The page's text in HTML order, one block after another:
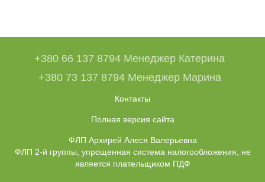
+380 66 137 8794 Менеджер Катерина
+380 73 137 8794 Менеджер Марина
Контакты
Полная версия сайта
ФЛП Архирей Алеся Валерьевна
ФЛП 2-й группы, упрощенная система налогообложения, не
является плательщиком ПДФ